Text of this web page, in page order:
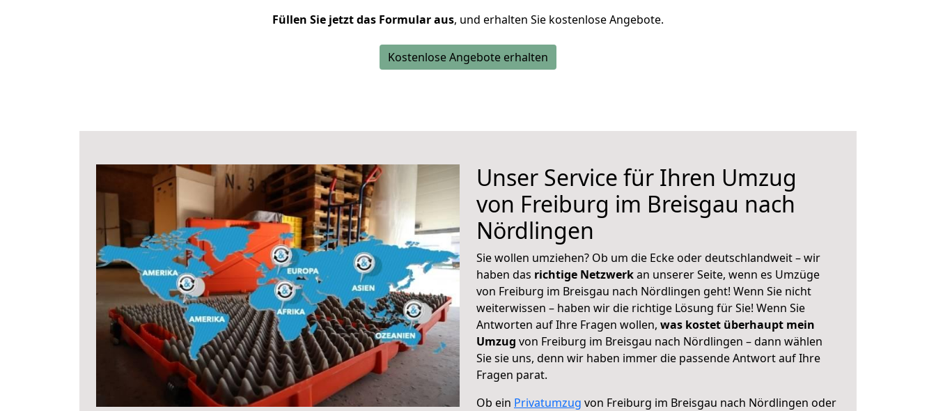
Füllen Sie jetzt das Formular aus, und erhalten Sie kostenlose Angebote.
Kostenlose Angebote erhalten
Unser Service für Ihren Umzug
von Freiburg im Breisgau nach
Nördlingen
Sie wollen umziehen? Ob um die Ecke oder deutschlandweit – wir
haben das richtige Netzwerkan unserer Seite, wenn es Umzüge
von Freiburg im Breisgau nach Nördlingen geht! Wenn Sie nicht
weiterwissen – haben wir die richtige Lösung für Sie! Wenn Sie
Antworten auf Ihre Fragen wollen, was kostet überhaupt mein
Umzug von Freiburg im Breisgau nach Nördlingen – dann wählen
Sie sie uns, denn wir haben immer die passende Antwort auf Ihre
Fragen parat.
Ob ein Privatumzug von Freiburg im Breisgau nach Nördlingen oder